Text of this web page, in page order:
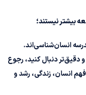
بیشتر نیستند؛
انسان‌شناسی‌اند.
دقیق‌تر دنبال کنید، رجوع
انسان، زندگی، رشد و